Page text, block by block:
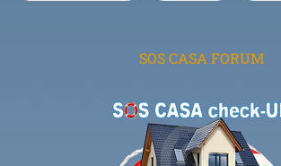
SOS CASA FORUM